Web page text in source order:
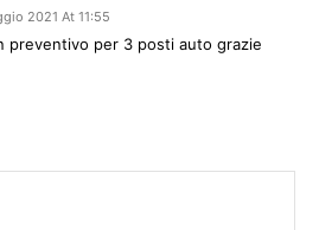
2021 At 11:55
preventivo per 3 posti auto grazie